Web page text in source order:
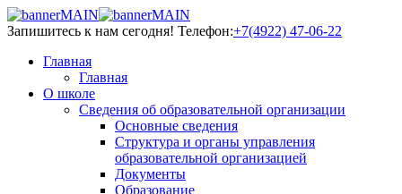
Запишитесь к нам сегодня! Телефон:+7(4922) 47-06-22
Главная
Главная
О школе
Сведения об образовательной организации
Основные сведения
Структура и органы управления
образовательной организацией
Документы
Образование